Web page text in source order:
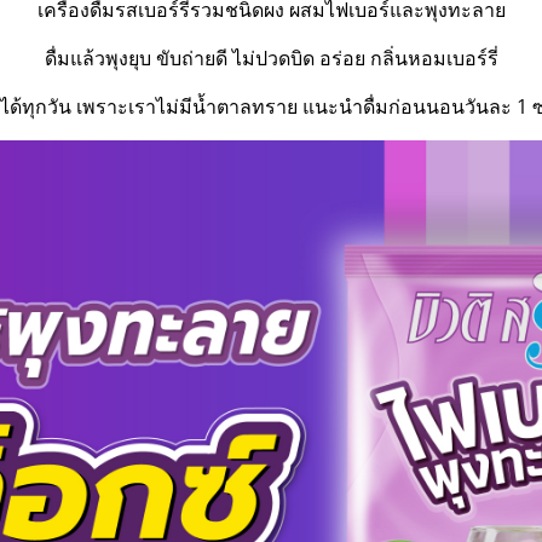
เครื่องดื่มรสเบอร์รี่รวมชนิดผง ผสมไฟเบอร์และพุงทะลาย
ดื่มแล้วพุงยุบ ขับถ่ายดี ไม่ปวดบิด อร่อย กลิ่นหอมเบอร์รี่
ด้ทุกวัน เพราะเราไม่มีน้ำตาลทราย แนะนำดื่มก่อนนอนวันละ 1